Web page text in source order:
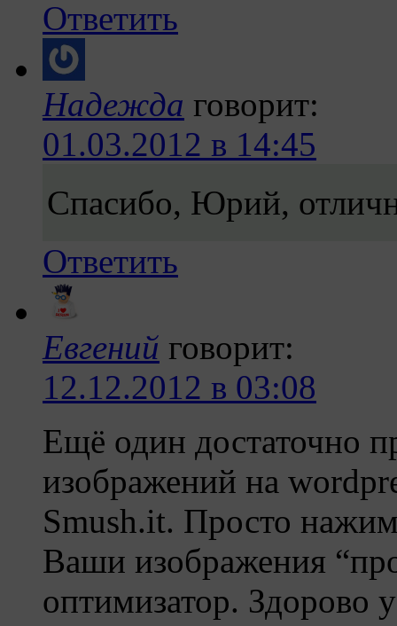
Ответить
Надежда говорит:
01.03.2012 в 14:45
Спасибо, Юрий,
Ответить
Евгений говорит:
12.12.2012 в 03:08
Ещё один достаточно
изображений на
Smush.it. Просто
Ваши изображения
оптимизатор. Здорово